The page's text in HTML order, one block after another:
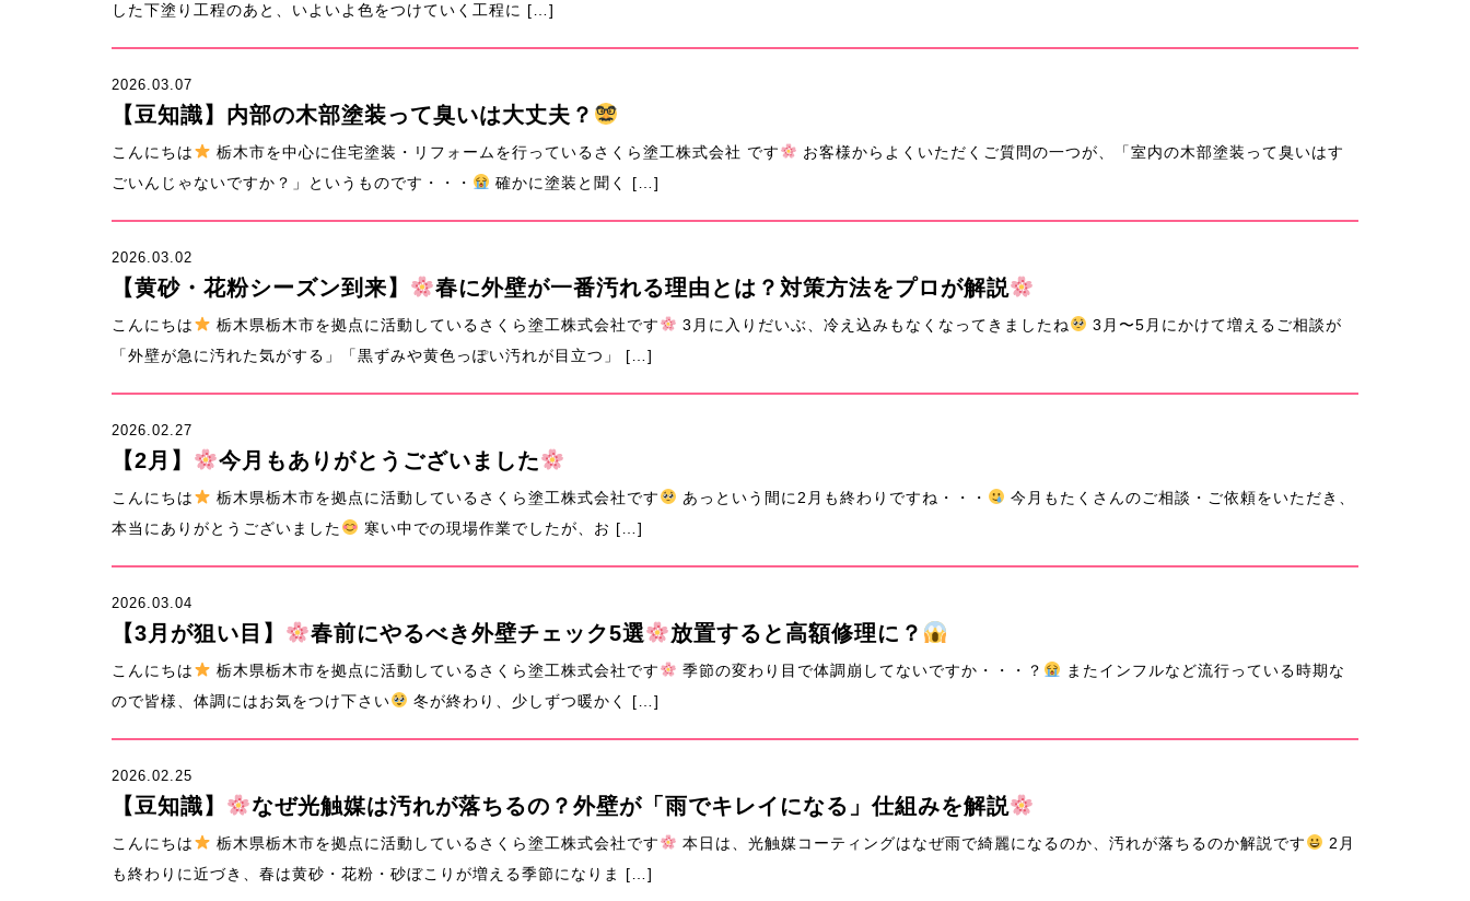
した下塗り工程のあと、いよいよ色をつけていく工程に […]
2026.03.07
【豆知識】内部の木部塗装って臭いは大丈夫？
こんにちは 栃木市を中心に住宅塗装・リフォームを行っているさくら塗工株式会社 です
お客様からよくいただくご質問の一つが、「室内の木部塗装って臭いはす
ごいんじゃないですか？」というものです・・・
確かに塗装と聞く […]
2026.03.02
【黄砂・花粉シーズン到来】 春に外壁が一番汚れる理由とは？対策方法をプロが解説
こんにちは 栃木県栃木市を拠点に活動しているさくら塗工株式会社です 3月に入りだいぶ、冷え込みもなくなってきましたね
3月〜5月にかけて増えるご相談が
「外壁が急に汚れた気がする」「黒ずみや黄色っぽい汚れが目立つ」 […]
2026.02.27
【2月】 今月もありがとうございました
こんにちは 栃木県栃木市を拠点に活動しているさくら塗工株式会社です あっという間に2月も終わりですね・・・
今月もたくさんのご相談・ご依頼をいただき、
本当にありがとうございました
寒い中での現場作業でしたが、お […]
2026.03.04
【3月が狙い目】 春前にやるべき外壁チェック5選 放置すると高額修理に？
こんにちは 栃木県栃木市を拠点に活動しているさくら塗工株式会社です 季節の変わり目で体調崩してないですか・・・？
またインフルなど流行っている時期な
ので皆様、体調にはお気をつけ下さい
冬が終わり、少しずつ暖かく […]
2026.02.25
【豆知識】 なぜ光触媒は汚れが落ちるの？外壁が「雨でキレイになる」仕組みを解説
こんにちは 栃木県栃木市を拠点に活動しているさくら塗工株式会社です 本日は、光触媒コーティングはなぜ雨で綺麗になるのか、汚れが落ちるのか解説です
2月
も終わりに近づき、春は黄砂・花粉・砂ぼこりが増える季節になりま […]